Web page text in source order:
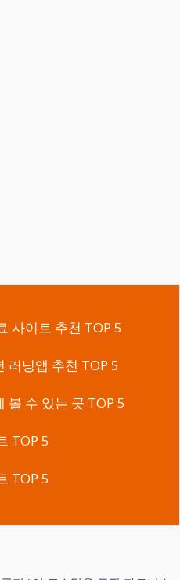
사이트 추천 TOP 5
러닝앱 추천 TOP 5
볼 수 있는 곳 TOP 5
TOP 5
TOP 5